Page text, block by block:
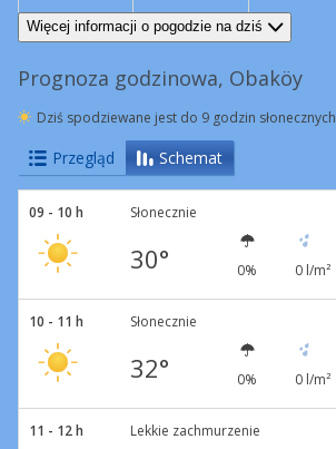
NW
4 km/h NE
7 km/h
Więcej informacji o pogodzie na dziś
Prognoza godzinowa, Obaköy
Dziś spodziewane jest do 9 godzin słonecznych
Przegląd Schemat
09 - 10 h Słonecznie
30° 0% 0 l/m²
10 - 11 h Słonecznie
32° 0% 0 l/m²
11 - 12 h Lekkie zachmurzenie